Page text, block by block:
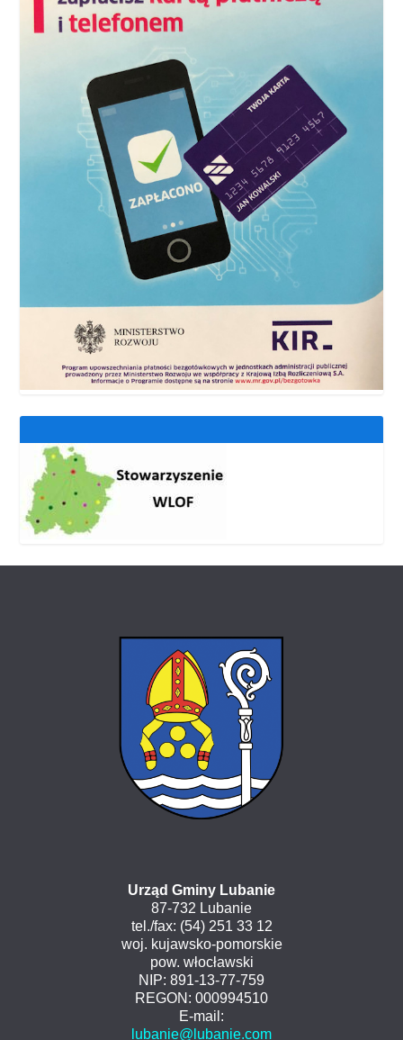
Urząd Gminy Lubanie
87-732 Lubanie
tel./fax: (54) 251 33 12
woj. kujawsko-pomorskie
pow. włocławski
NIP: 891-13-77-759
REGON: 000994510
E-mail:
lubanie@lubanie.com